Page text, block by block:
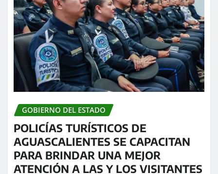
GOBIERNO DEL ESTADO
POLICÍAS TURÍSTICOS DE
AGUASCALIENTES SE CAPACITAN
PARA BRINDAR UNA MEJOR
ATENCIÓN A LAS Y LOS VISITANTES